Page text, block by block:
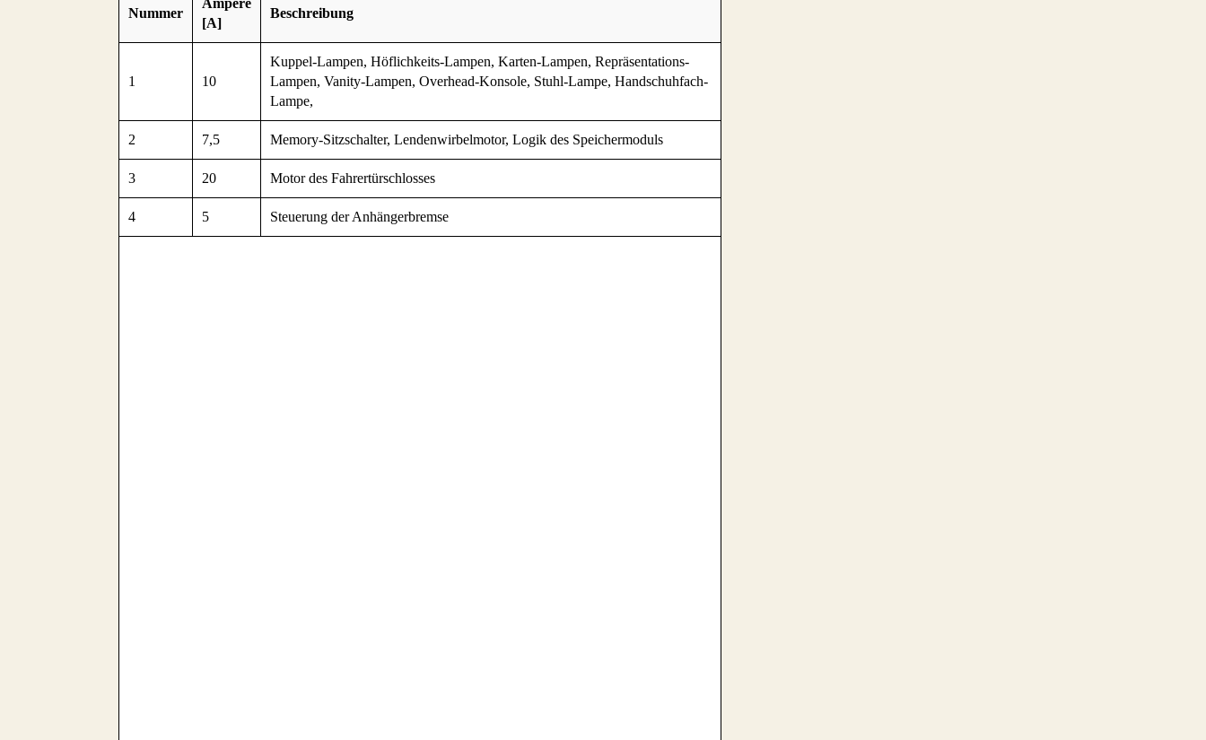
Nummer
Ampere
[A]
Beschreibung
1 10
Kuppel-Lampen, Höflichkeits-Lampen, Karten-Lampen, Repräsentations-
Lampen, Vanity-Lampen, Overhead-Konsole, Stuhl-Lampe, Handschuhfach-
Lampe,
2 7,5 Memory-Sitzschalter, Lendenwirbelmotor, Logik des Speichermoduls
3 20 Motor des Fahrertürschlosses
4 5 Steuerung der Anhängerbremse